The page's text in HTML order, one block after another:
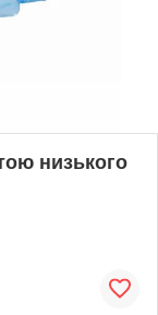
низького